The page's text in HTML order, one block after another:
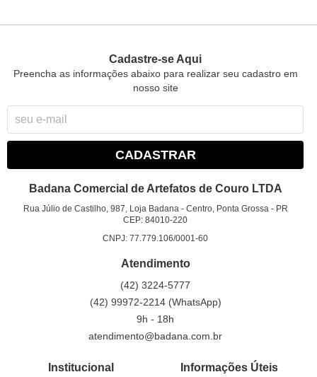
Cadastre-se Aqui
Preencha as informações abaixo para realizar seu cadastro em
nosso site
CADASTRAR
Badana Comercial de Artefatos de Couro LTDA
Rua Júlio de Castilho, 987, Loja Badana- Centro, Ponta Grossa- PR
CEP: 84010-220
CNPJ: 77.779.106/0001-60
Atendimento
(42) 3224-5777
(42) 99972-2214 (WhatsApp)
9h - 18h
atendimento@badana.com.br
Institucional Informações Úteis